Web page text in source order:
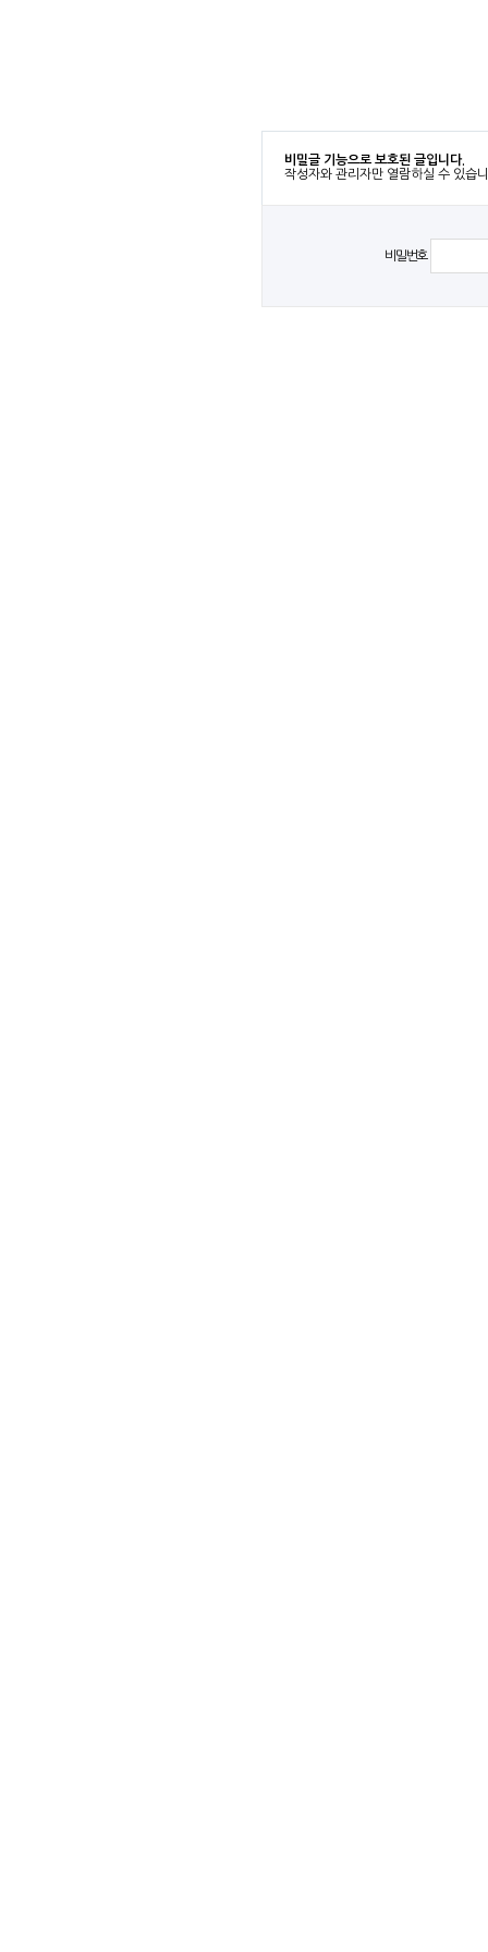
비밀글 기능으로 보호된 글입니다.
작성자와 관리자만 열람하실 수 있습
비밀번호